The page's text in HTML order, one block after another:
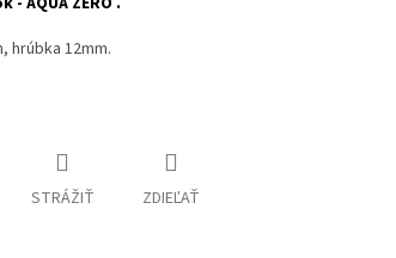
hrúbka 12mm.
STRÁŽIŤ ZDIEĽAŤ